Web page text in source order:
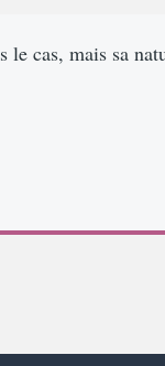
cas, mais sa